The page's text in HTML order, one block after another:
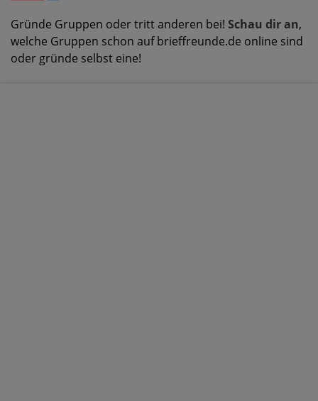
Gründe Gruppen oder tritt anderen bei! Schau dir an,
welche Gruppen schon auf brieffreunde.de online sind
oder gründe selbst eine!